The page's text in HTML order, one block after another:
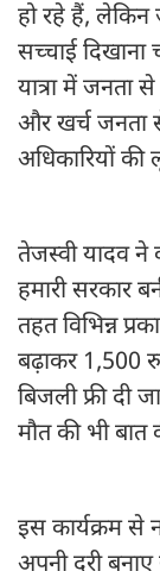
हो रहे हैं, लेकिन
सच्चाई दिखाना
यात्रा में जनता
और खर्च जनता
अधिकारियों की
तेजस्वी यादव ने
हमारी सरकार
तहत विभिन्न
बढ़ाकर 1,500
बिजली फ्री दी
मौत की भी बात
इस कार्यक्रम से